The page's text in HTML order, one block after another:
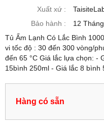
Xuất xứ :
Bảo hành :
12 Tháng
Tủ Ấm Lạnh Có Lắc Bình
vi tốc độ : 30 đến 300 vòng/
đến 65 °C Giá lắc lựa chọn: -
15bình 250ml - Giá lắc 8 bình
Hàng có sẵn